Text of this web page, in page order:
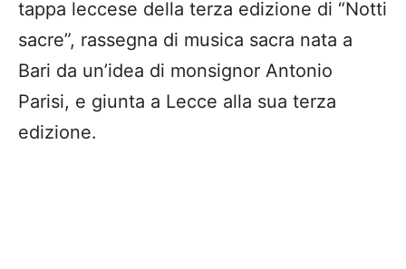
tappa leccese della terza edizione di “Notti
sacre”, rassegna di musica sacra nata a
Bari da un’idea di monsignor Antonio
Parisi, e giunta a Lecce alla sua terza
edizione.